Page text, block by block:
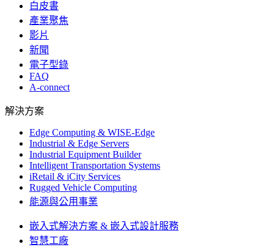
白皮書
產業聚焦
影片
新聞
電子型錄
FAQ
A-connect
解決方案
Edge Computing & WISE-Edge
Industrial & Edge Servers
Industrial Equipment Builder
Intelligent Transportation Systems
iRetail & iCity Services
Rugged Vehicle Computing
能源與公用事業
嵌入式解決方案 & 嵌入式設計服務
智慧工廠